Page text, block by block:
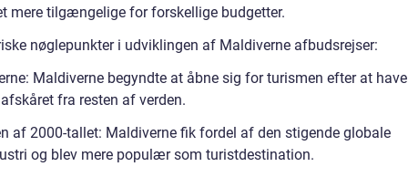
mere tilgængelige for forskellige budgetter.
nøglepunkter i udviklingen af Maldiverne afbudsrejser:
Maldiverne begyndte at åbne sig for turismen efter at
fra resten af verden.
af 2000-tallet: Maldiverne fik fordel af den stigende globale
og blev mere populær som turistdestination.